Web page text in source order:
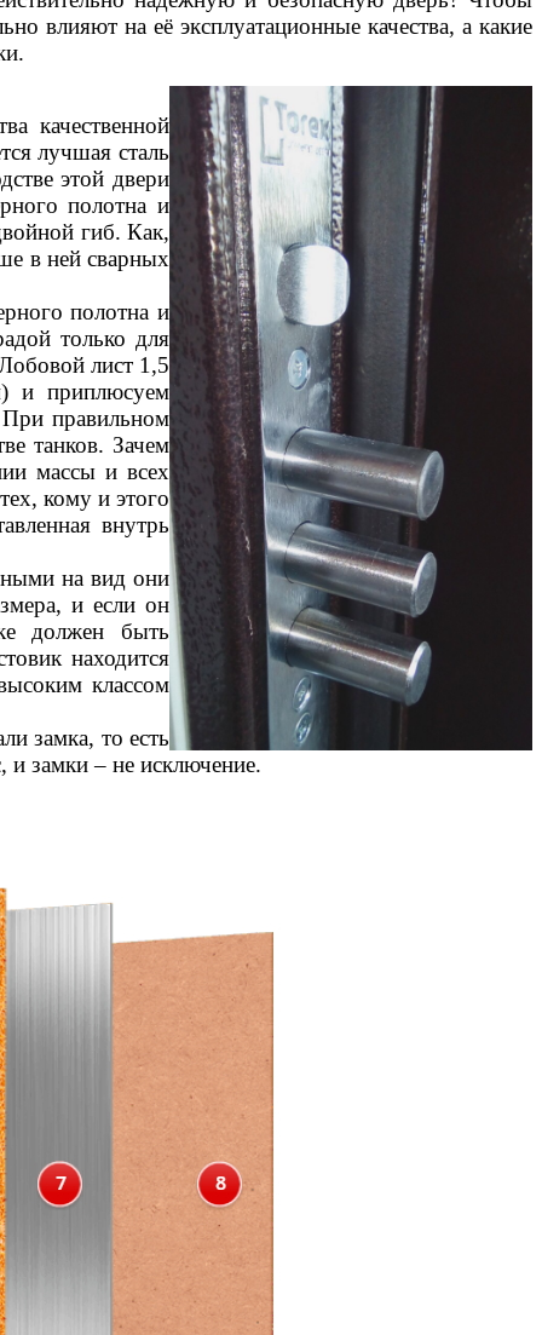
влияют на её эксплуатационные качества, а какие
качественной
лучшая сталь
этой двери
полотна и
гиб. Как,
в ней сварных
полотна и
только для
лист 1,5
и приплюсуем
правильном
танков. Зачем
массы и всех
кому и этого
внутрь
на вид они
и если он
должен быть
находится
классом
замка, то есть
и замки – не исключение.